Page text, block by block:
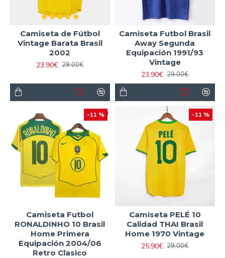
Camiseta de Fútbol
Vintage Barata Brasil
2002
23.90€ 29.00€
Camiseta Futbol Brasil
Away Segunda
Equipación 1991/93
Vintage
23.90€ 29.00€
-11 %
Camiseta Futbol
RONALDINHO 10 Brasil
Home Primera
Equipación 2004/06
Retro Clasico
-11 %
Camiseta PELÉ 10
Calidad THAI Brasil
Home 1970 Vintage
25.90€ 29.00€